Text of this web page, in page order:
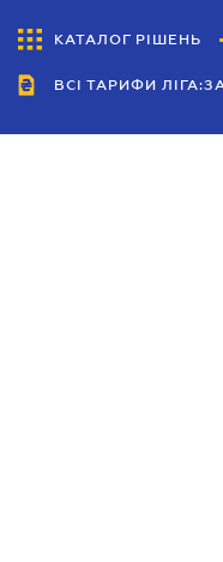
КАТАЛОГ РІШЕНЬ
ВСІ ТАРИФИ